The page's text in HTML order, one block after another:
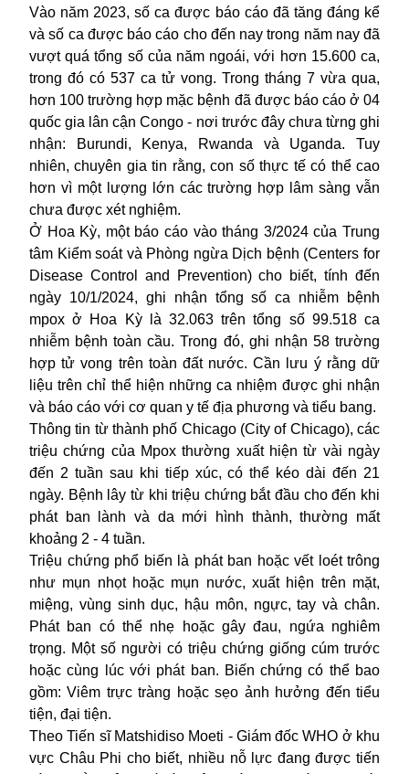
Vào năm 2023, số ca được báo cáo đã tăng đáng kể
và số ca được báo cáo cho đến nay trong năm nay đã
vượt quá tổng số của năm ngoái, với hơn 15.600 ca,
trong đó có 537 ca tử vong. Trong tháng 7 vừa qua,
hơn 100 trường hợp mặc bệnh đã được báo cáo ở 04
quốc gia lân cận Congo - nơi trước đây chưa từng ghi
nhận: Burundi, Kenya, Rwanda và Uganda. Tuy
nhiên, chuyên gia tin rằng, con số thực tế có thể cao
hơn vì một lượng lớn các trường hợp lâm sàng vẫn
chưa được xét nghiệm.
Ở Hoa Kỳ, một báo cáo vào tháng 3/2024 của Trung
tâm Kiểm soát và Phòng ngừa Dịch bệnh (Centers for
Disease Control and Prevention) cho biết, tính đến
ngày 10/1/2024, ghi nhận tổng số ca nhiễm bệnh
mpox ở Hoa Kỳ là 32.063 trên tổng số 99.518 ca
nhiễm bệnh toàn cầu. Trong đó, ghi nhận 58 trường
hợp tử vong trên toàn đất nước. Cần lưu ý rằng dữ
liệu trên chỉ thể hiện những ca nhiệm được ghi nhận
và báo cáo với cơ quan y tế địa phương và tiểu bang.
Thông tin từ thành phố Chicago (City of Chicago), các
triệu chứng của Mpox thường xuất hiện từ vài ngày
đến 2 tuần sau khi tiếp xúc, có thể kéo dài đến 21
ngày. Bệnh lây từ khi triệu chứng bắt đầu cho đến khi
phát ban lành và da mới hình thành, thường mất
khoảng 2 - 4 tuần.
Triệu chứng phổ biến là phát ban hoặc vết loét trông
như mụn nhọt hoặc mụn nước, xuất hiện trên mặt,
miệng, vùng sinh dục, hậu môn, ngực, tay và chân.
Phát ban có thể nhẹ hoặc gây đau, ngứa nghiêm
trọng. Một số người có triệu chứng giống cúm trước
hoặc cùng lúc với phát ban. Biến chứng có thể bao
gồm: Viêm trực tràng hoặc sẹo ảnh hưởng đến tiểu
tiện, đại tiện.
Theo Tiến sĩ Matshidiso Moeti - Giám đốc WHO ở khu
vực Châu Phi cho biết, nhiều nỗ lực đang được tiến